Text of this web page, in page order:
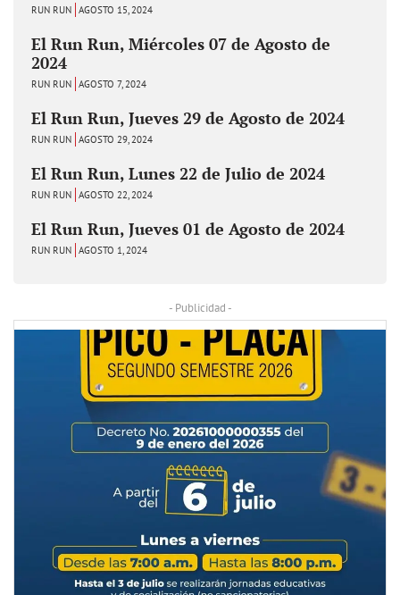
RUN RUN AGOSTO 15, 2024
El Run Run, Miércoles 07 de Agosto de
2024
RUN RUN AGOSTO 7, 2024
El Run Run, Jueves 29 de Agosto de 2024
RUN RUN AGOSTO 29, 2024
El Run Run, Lunes 22 de Julio de 2024
RUN RUN AGOSTO 22, 2024
El Run Run, Jueves 01 de Agosto de 2024
RUN RUN AGOSTO 1, 2024
- Publicidad -